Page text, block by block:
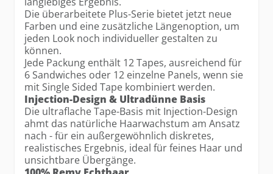
Die überarbeitete Plus-Serie bietet jetzt neue
Farben und eine zusätzliche Längenoption, um
jeden Look noch individueller gestalten zu
können.
Jede Packung enthält 12 Tapes, ausreichend für
6 Sandwiches oder 12 einzelne Panels, wenn sie
mit Single Sided Tape kombiniert werden.
Injection-Design & Ultradünne Basis
Die ultraflache Tape-Basis mit Injection-Design
ahmt das natürliche Haarwachstum am Ansatz
nach - für ein außergewöhnlich diskretes,
realistisches Ergebnis, ideal für feines Haar und
unsichtbare Übergänge.